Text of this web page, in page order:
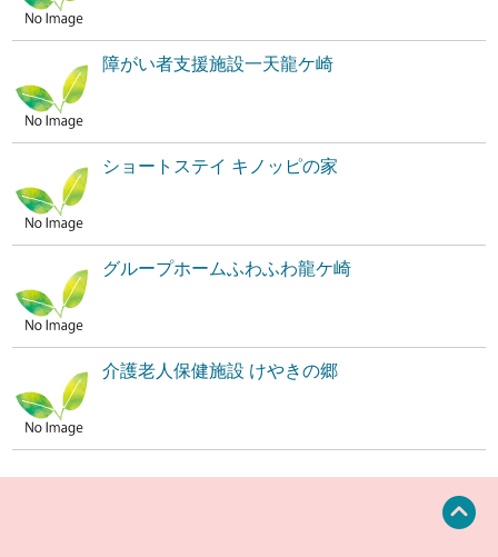
障がい者支援施設一天龍ケ崎
ショートステイ キノッピの家
グループホームふわふわ龍ケ崎
介護老人保健施設 けやきの郷